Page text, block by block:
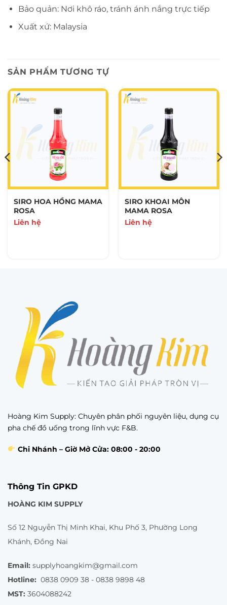
Bảo quản: Nơi khô ráo, tránh ánh nắng trực tiếp
Xuất xứ: Malaysia
SẢN PHẨM TƯƠNG TỰ
SIRO HOA HỒNG MAMA
ROSA
Liên hệ
SIRO KHOAI MÔN
MAMA ROSA
Liên hệ
Hoàng Kim Supply: Chuyên phân phối nguyên liệu, dụng cụ
pha chế đồ uống trong lĩnh vực F&B.
Chi Nhánh – Giờ Mở Cửa: 08:00 - 20:00
Thông Tin GPKD
HOÀNG KIM SUPPLY
Số 12 Nguyễn Thị Minh Khai, Khu Phố 3, Phường Long
Khánh, Đồng Nai
Email: supplyhoangkim@gmail.com
Hotline: 0838 0909 38 - 0838 9898 48
MST: 3604088242